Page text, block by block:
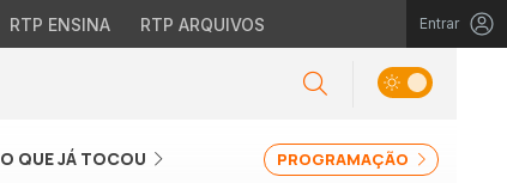
RTP ENSINA RTP ARQUIVOS Entrar
PROGRAMAÇÃO
O QUE JÁ TOCOU